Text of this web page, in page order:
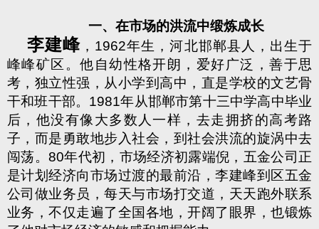
一、在市场的洪流中缎炼成长
李建峰 ， 1962年生，河北邯郸县人，出生于
峰峰矿区。他自幼性格开朗，爱好广泛，善于思
考，独立性强，从小学到高中，直是学校的文艺骨
干和班干部。 1981年从邯郸市第十三中学高中毕业
后，他没有像大多数人一样，去走拥挤的高考路
子，而是勇敢地步入社会，到社会洪流的旋涡中去
闯荡。 80年代初，市场经济初露端倪，五金公司正
是计划经济向市场过渡的最前沿，李建峰到区五金
公司做业务员，每天与市场打交道，天天跑外联系
业务，不仅走遍了全国各地，开阔了眼界，也锻炼